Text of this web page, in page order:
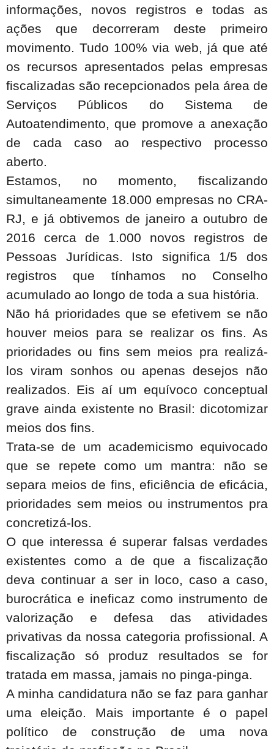
informações, novos registros e todas as
ações que decorreram deste primeiro
movimento. Tudo 100% via web, já que até
os recursos apresentados pelas empresas
fiscalizadas são recepcionados pela área de
Serviços Públicos do Sistema de
Autoatendimento, que promove a anexação
de cada caso ao respectivo processo
aberto.
Estamos, no momento, fiscalizando
simultaneamente 18.000 empresas no CRA-
RJ, e já obtivemos de janeiro a outubro de
2016 cerca de 1.000 novos registros de
Pessoas Jurídicas. Isto significa 1/5 dos
registros que tínhamos no Conselho
acumulado ao longo de toda a sua história.
Não há prioridades que se efetivem se não
houver meios para se realizar os fins. As
prioridades ou fins sem meios pra realizá-
los viram sonhos ou apenas desejos não
realizados. Eis aí um equívoco conceptual
grave ainda existente no Brasil: dicotomizar
meios dos fins.
Trata-se de um academicismo equivocado
que se repete como um mantra: não se
separa meios de fins, eficiência de eficácia,
prioridades sem meios ou instrumentos pra
concretizá-los.
O que interessa é superar falsas verdades
existentes como a de que a fiscalização
deva continuar a ser in loco, caso a caso,
burocrática e ineficaz como instrumento de
valorização e defesa das atividades
privativas da nossa categoria profissional. A
fiscalização só produz resultados se for
tratada em massa, jamais no pinga-pinga.
A minha candidatura não se faz para ganhar
uma eleição. Mais importante é o papel
político de construção de uma nova